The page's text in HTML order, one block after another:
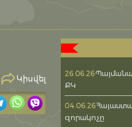
Կիսվել
26.06.26
ՔԿ
04.06.26
զորակոչը